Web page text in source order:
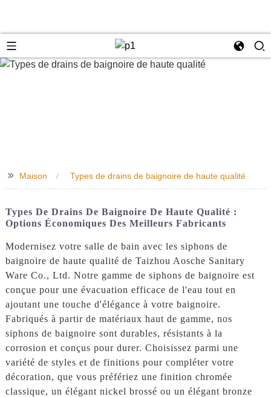
>> Maison Types de drains de baignoire de haute qualité
Types De Drains De Baignoire De Haute Qualité :
Options Économiques Des Meilleurs Fabricants
Modernisez votre salle de bain avec les siphons de
baignoire de haute qualité de Taizhou Aosche Sanitary
Ware Co., Ltd. Notre gamme de siphons de baignoire est
conçue pour une évacuation efficace de l'eau tout en
ajoutant une touche d'élégance à votre baignoire.
Fabriqués à partir de matériaux haut de gamme, nos
siphons de baignoire sont durables, résistants à la
corrosion et conçus pour durer. Choisissez parmi une
variété de styles et de finitions pour compléter votre
décoration, que vous préfériez une finition chromée
classique, un élégant nickel brossé ou un élégant bronze